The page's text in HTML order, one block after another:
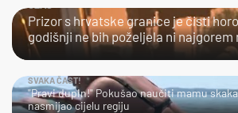
Prizor s hrvatske granice je čisti
godišnji ne bih poželjela ni
SVAKA ČAST!
"Pravi dupin!" Pokušao naučiti mamu
nasmijao cijelu regiju